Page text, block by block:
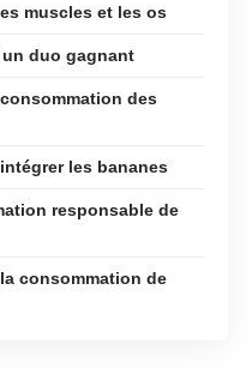
muscles et les os
duo gagnant
des
les bananes
responsable de
consommation de